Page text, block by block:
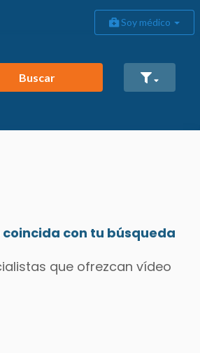
Soy médico
Buscar
con tu búsqueda
que ofrezcan vídeo